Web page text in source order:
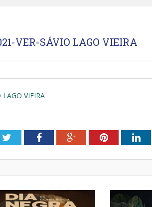
VER-SÁVIO LAGO VIEIRA
LAGO VIEIRA
TwitterFacebookGoogle+Pinterest